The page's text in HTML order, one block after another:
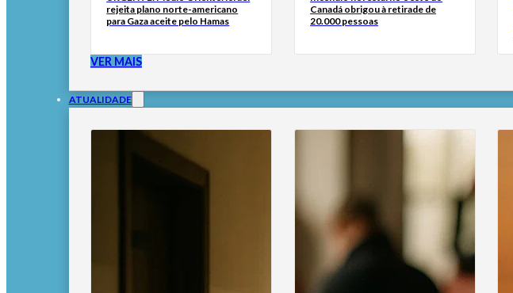
rejeita plano norte-americano
para Gaza aceite pelo Hamas
Canadá obrigou à retirade de
20.000 pessoas
VER MAIS
ATUALIDADE